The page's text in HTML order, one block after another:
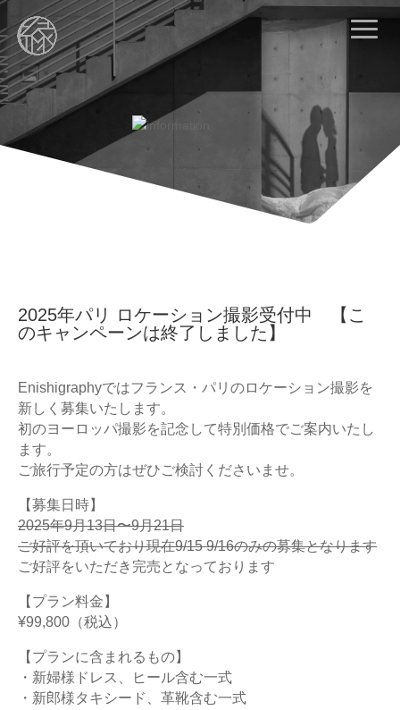
2025年パリ ロケーション撮影受付中 【こ
のキャンペーンは終了しました】
Enishigraphyではフランス・パリのロケーション撮影を
新しく募集いたします。
初のヨーロッパ撮影を記念して特別価格でご案内いたし
ます。
ご旅行予定の方はぜひご検討くださいませ。
【募集日時】
2025年9月13日〜9月21日
ご好評を頂いており現在9/15 9/16のみの募集となります
ご好評をいただき完売となっております
【プラン料金】
¥99,800（税込）
【プランに含まれるもの】
・新婦様ドレス、ヒール含む一式
・新郎様タキシード、革靴含む一式